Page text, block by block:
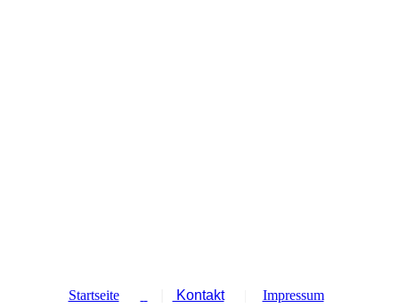
Startseite Kontakt Impressum